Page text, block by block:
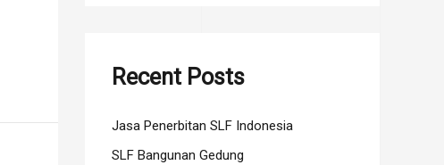
c
f
o
Recent Posts
Jasa Penerbitan SLF Indonesia
SLF Bangunan Gedung